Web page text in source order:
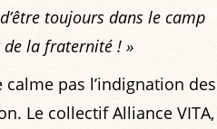
toujours dans le camp
de la fraternité ! »
pas l’indignation des
Le collectif Alliance VITA,